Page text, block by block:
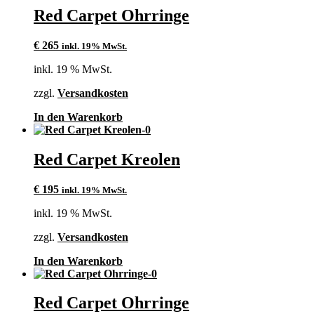
Red Carpet Ohrringe
€ 265 inkl. 19% MwSt.
inkl. 19 % MwSt.
zzgl. Versandkosten
In den Warenkorb
Red Carpet Kreolen
€ 195 inkl. 19% MwSt.
inkl. 19 % MwSt.
zzgl. Versandkosten
In den Warenkorb
Red Carpet Ohrringe